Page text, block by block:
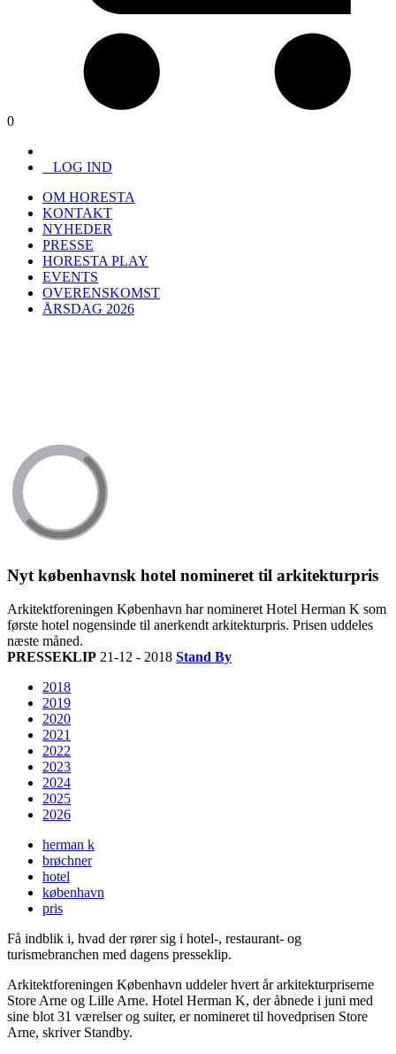
0
LOG IND
OM HORESTA
KONTAKT
NYHEDER
PRESSE
HORESTA PLAY
EVENTS
OVERENSKOMST
ÅRSDAG 2026
Nyt københavnsk hotel nomineret til arkitekturpris
Arkitektforeningen København har nomineret Hotel Herman K som
første hotel nogensinde til anerkendt arkitekturpris. Prisen uddeles
næste måned.
PRESSEKLIP 21-12 - 2018 Stand By
2018
2019
2020
2021
2022
2023
2024
2025
2026
herman k
brøchner
hotel
københavn
pris
Få indblik i, hvad der rører sig i hotel-, restaurant- og
turismebranchen med dagens presseklip.
Arkitektforeningen København uddeler hvert år arkitekturpriserne
Store Arne og Lille Arne. Hotel Herman K, der åbnede i juni med
sine blot 31 værelser og suiter, er nomineret til hovedprisen Store
Arne, skriver Standby.